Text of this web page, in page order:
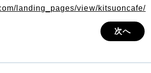
landing_pages/view/kitsuoncafe/
次へ